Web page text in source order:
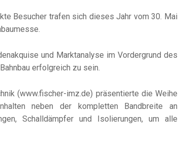
Besucher trafen sich dieses Jahr vom 30. Mai
und Marktanalyse im Vordergrund des
erfolgreich zu sein.
(www.fischer-imz.de) präsentierte die Weihe
neben der kompletten Bandbreite an
Schalldämpfer und Isolierungen, um alle